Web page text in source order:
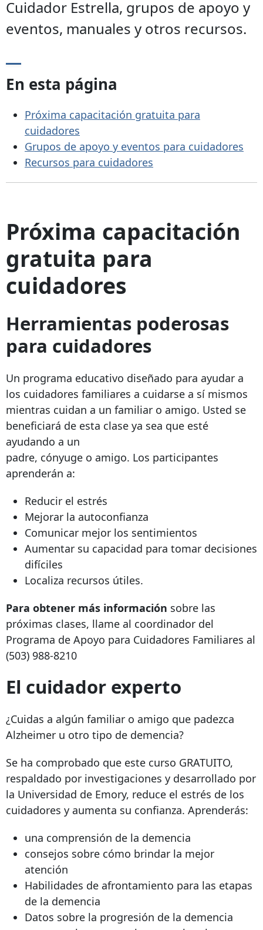
Cuidador Estrella, grupos de apoyo y
eventos, manuales y otros recursos.
En esta página
Próxima capacitación gratuita para
cuidadores
Grupos de apoyo y eventos para cuidadores
Recursos para cuidadores
Próxima capacitación
gratuita para
cuidadores
Herramientas poderosas
para cuidadores
Un programa educativo diseñado para ayudar a
los cuidadores familiares a cuidarse a sí mismos
mientras cuidan a un familiar o amigo. Usted se
beneficiará de esta clase ya sea que esté
ayudando a un
padre, cónyuge o amigo. Los participantes
aprenderán a:
Reducir el estrés
Mejorar la autoconfianza
Comunicar mejor los sentimientos
Aumentar su capacidad para tomar decisiones
difíciles
Localiza recursos útiles.
Para obtener más información sobre las
próximas clases, llame al coordinador del
Programa de Apoyo para Cuidadores Familiares al
(503) 988-8210
El cuidador experto
¿Cuidas a algún familiar o amigo que padezca
Alzheimer u otro tipo de demencia?
Se ha comprobado que este curso GRATUITO,
respaldado por investigaciones y desarrollado por
la Universidad de Emory, reduce el estrés de los
cuidadores y aumenta su confianza. Aprenderás:
una comprensión de la demencia
consejos sobre cómo brindar la mejor
atención
Habilidades de afrontamiento para las etapas
de la demencia
Datos sobre la progresión de la demencia